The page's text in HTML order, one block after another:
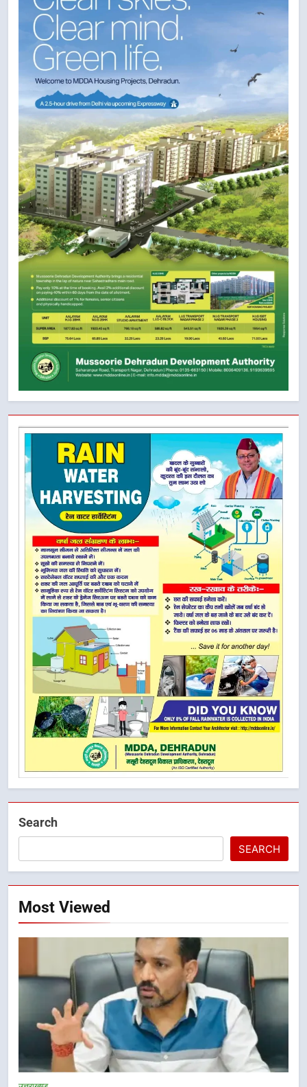
Search
SEARCH
Most Viewed
5
भारी बारिश का अलर्ट! 6 अगस्त को
देहरादून में स्कूल बंद
उत्तराखण्ड